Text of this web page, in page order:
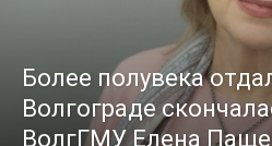
Более полувека
Волгограде
ВолгГМУ Елена